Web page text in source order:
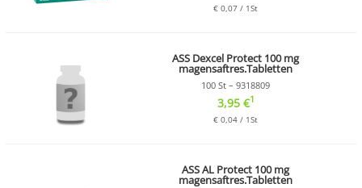
€ 0,07 / 1St
ASS Dexcel Protect 100 mg
magensaftres.Tabletten
100 St – 9318809
3,95 €1
€ 0,04 / 1St
ASS AL Protect 100 mg
magensaftres.Tabletten